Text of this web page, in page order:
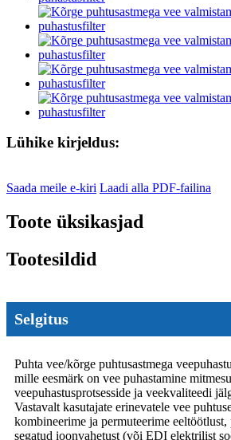
Lühike kirjeldus:
Saada meile e-kiri Laadi alla PDF-failina
Toote üksikasjad
Tootesildid
Selgitus
Puhta vee/kõrge puhtusastmega
mille eesmärk on vee puhastamine
veepuhastusprotsesside ja veekvaliteedi
Vastavalt kasutajate erinevatele vee
kombineerime ja permuteerime eeltöötlust,
segatud ioonvahetust (või EDI elektrilist